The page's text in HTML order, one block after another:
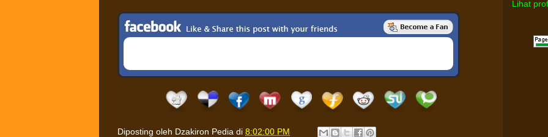
Diposting oleh Dzakiron Pedia di 8:02:00 PM
Lihat